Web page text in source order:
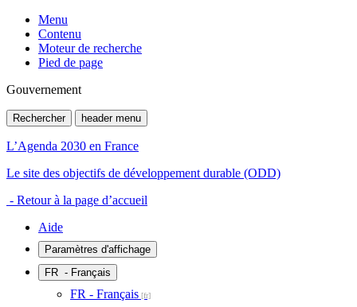
Menu
Contenu
Moteur de recherche
Pied de page
Gouvernement
Rechercher header menu
L’Agenda 2030 en France
Le site des objectifs de développement durable (ODD)
- Retour à la page d’accueil
Aide
Paramètres d'affichage
FR - Français
FR - Français